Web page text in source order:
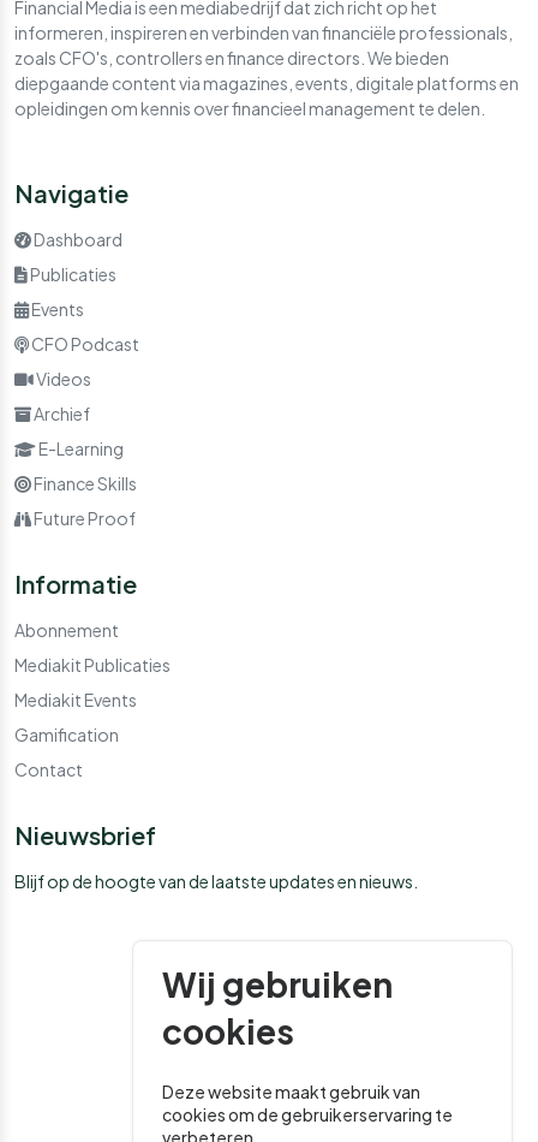
Wij gebruiken
cookies
Deze website maakt gebruik van
cookies om de gebruikerservaring te
verbeteren.
Financial Media is een mediabedrijf dat zich richt op het
informeren, inspireren en verbinden van financiële professionals,
zoals CFO's, controllers en finance directors. We bieden
diepgaande content via magazines, events, digitale platforms en
opleidingen om kennis over financieel management te delen.
Navigatie
Dashboard
Publicaties
Events
CFO Podcast
Videos
Archief
E-Learning
Finance Skills
Future Proof
Informatie
Abonnement
Mediakit Publicaties
Mediakit Events
Gamification
Contact
Nieuwsbrief
Blijf op de hoogte van de laatste updates en nieuws.